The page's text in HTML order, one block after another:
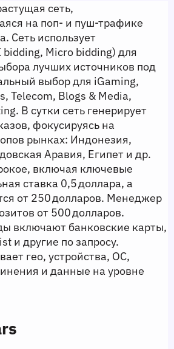
сеть,
на поп‑ и пуш‑трафике
Сеть использует
bidding, Micro bidding) для
лучших источников под
выбор для iGaming,
Telecom, Blogs & Media,
В сутки сеть генерирует
фокусируясь на
рынках: Индонезия,
Аравия, Египет и др.
включая ключевые
ставка 0,5 доллара, а
от 250 долларов. Менеджер
от 500 долларов.
включают банковские карты,
и другие по запросу.
гео, устройства, ОС,
и данные на уровне